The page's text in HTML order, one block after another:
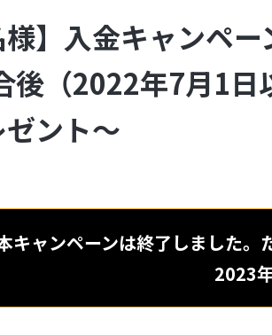
様】入金キャンペ
後（2022年7月1
ント～
キャンペーンは終了しました。
2023